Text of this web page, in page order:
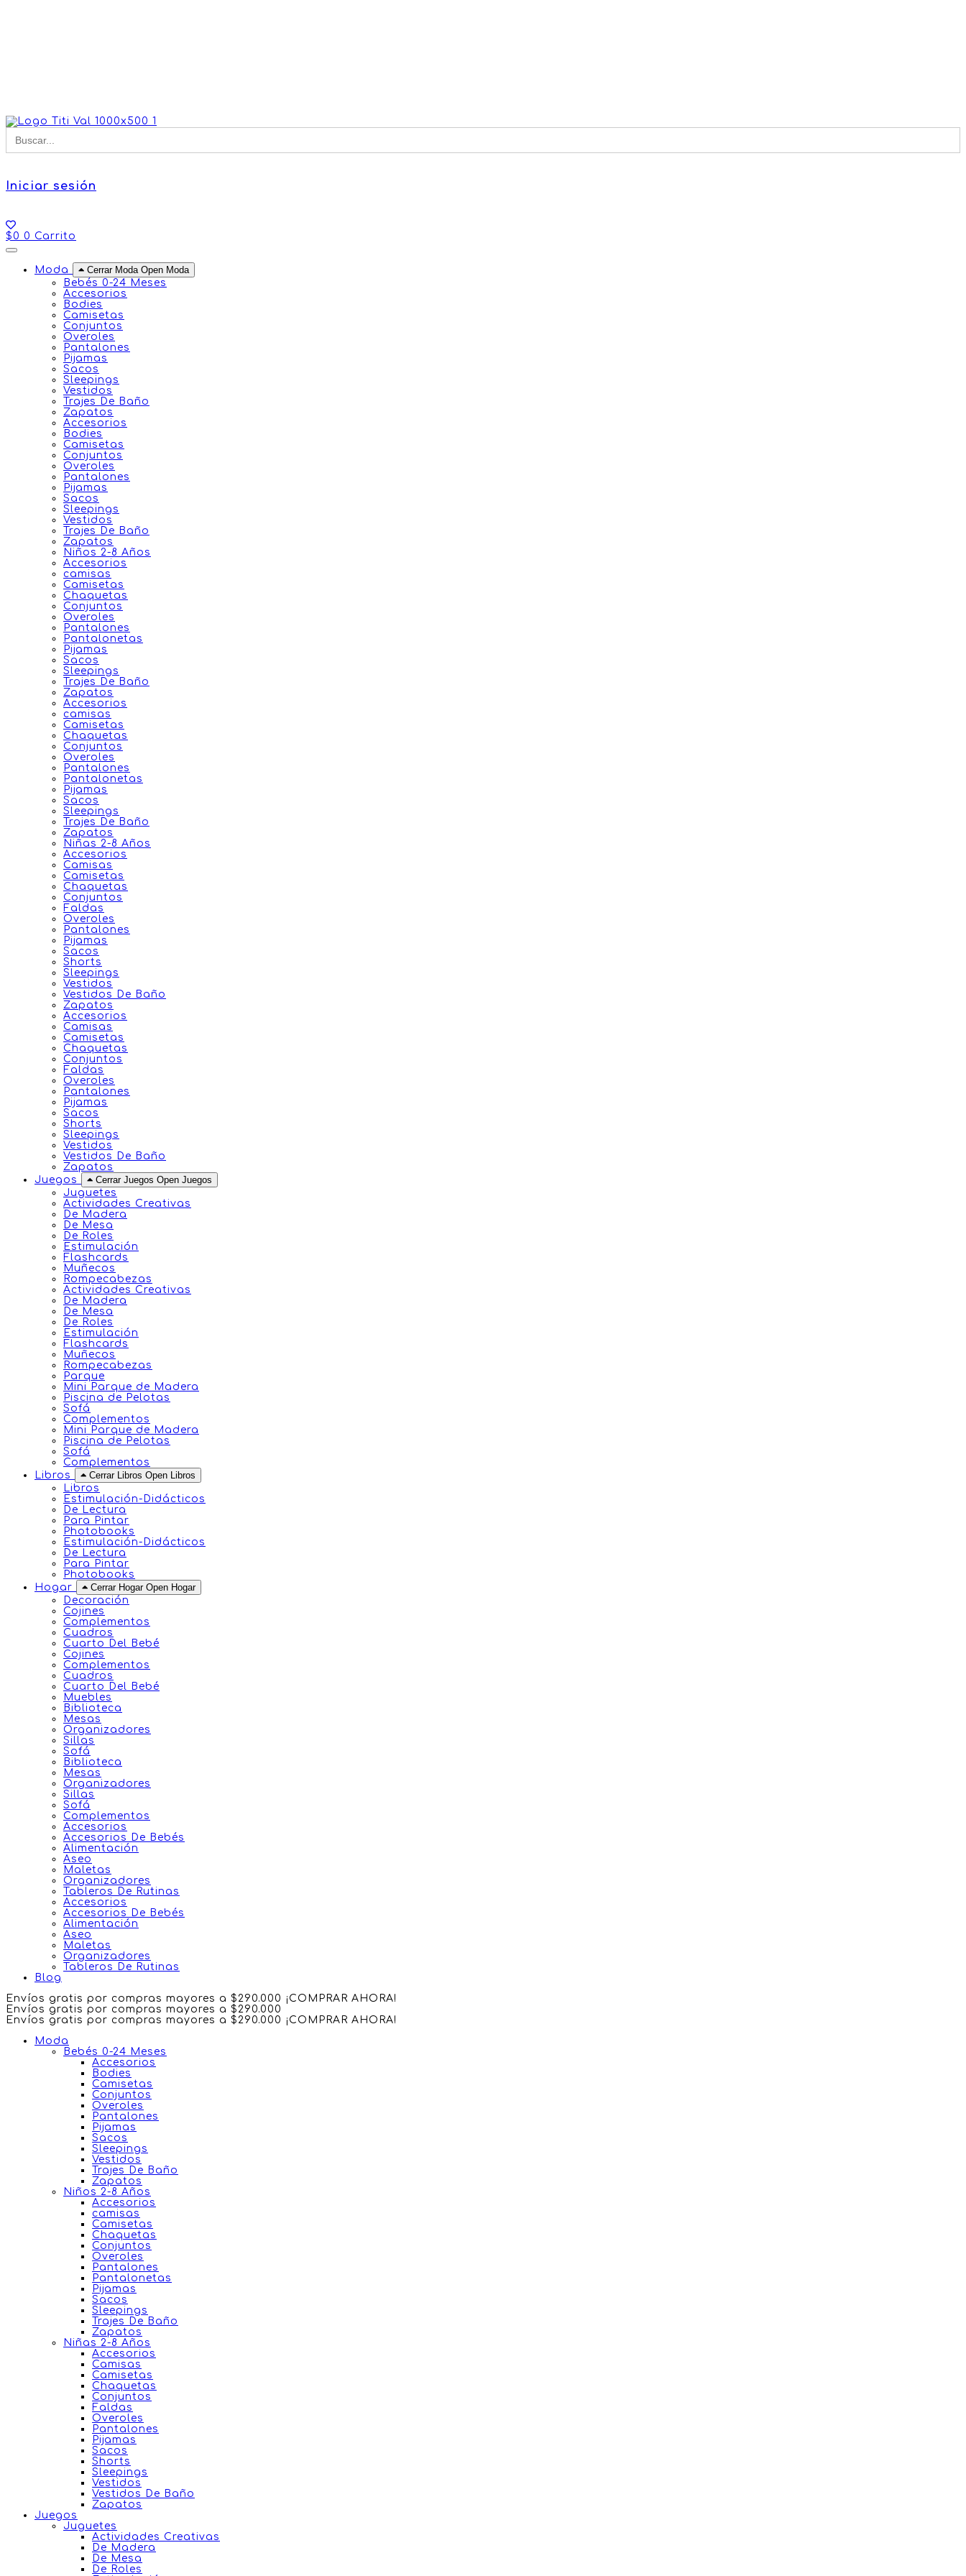
Buscar
for:
Iniciar sesión
$0 0 Carrito
Moda Cerrar Moda Open Moda
Bebés 0-24 Meses
Accesorios
Bodies
Camisetas
Conjuntos
Overoles
Pantalones
Pijamas
Sacos
Sleepings
Vestidos
Trajes De Baño
Zapatos
Accesorios
Bodies
Camisetas
Conjuntos
Overoles
Pantalones
Pijamas
Sacos
Sleepings
Vestidos
Trajes De Baño
Zapatos
Niños 2-8 Años
Accesorios
camisas
Camisetas
Chaquetas
Conjuntos
Overoles
Pantalones
Pantalonetas
Pijamas
Sacos
Sleepings
Trajes De Baño
Zapatos
Accesorios
camisas
Camisetas
Chaquetas
Conjuntos
Overoles
Pantalones
Pantalonetas
Pijamas
Sacos
Sleepings
Trajes De Baño
Zapatos
Niñas 2-8 Años
Accesorios
Camisas
Camisetas
Chaquetas
Conjuntos
Faldas
Overoles
Pantalones
Pijamas
Sacos
Shorts
Sleepings
Vestidos
Vestidos De Baño
Zapatos
Accesorios
Camisas
Camisetas
Chaquetas
Conjuntos
Faldas
Overoles
Pantalones
Pijamas
Sacos
Shorts
Sleepings
Vestidos
Vestidos De Baño
Zapatos
Juegos
Cerrar Juegos Open Juegos
Juguetes
Actividades Creativas
De Madera
De Mesa
De Roles
Estimulación
Flashcards
Muñecos
Rompecabezas
Actividades Creativas
De Madera
De Mesa
De Roles
Estimulación
Flashcards
Muñecos
Rompecabezas
Parque
Mini Parque de Madera
Piscina de Pelotas
Sofá
Complementos
Mini Parque de Madera
Piscina de Pelotas
Sofá
Complementos
Libros
Cerrar Libros Open Libros
Libros
Estimulación-Didácticos
De Lectura
Para Pintar
Photobooks
Estimulación-Didácticos
De Lectura
Para Pintar
Photobooks
Hogar
Cerrar Hogar Open Hogar
Decoración
Cojines
Complementos
Cuadros
Cuarto Del Bebé
Cojines
Complementos
Cuadros
Cuarto Del Bebé
Muebles
Biblioteca
Mesas
Organizadores
Sillas
Sofá
Biblioteca
Mesas
Organizadores
Sillas
Sofá
Complementos
Accesorios
Accesorios De Bebés
Alimentación
Aseo
Maletas
Organizadores
Tableros De Rutinas
Accesorios
Accesorios De Bebés
Alimentación
Aseo
Maletas
Organizadores
Tableros De Rutinas
Blog
Envíos gratis por compras mayores a $290.000 ¡COMPRAR AHORA!
Envíos gratis por compras mayores a $290.000
Envíos gratis por compras mayores a $290.000 ¡COMPRAR AHORA!
Moda
Bebés 0-24 Meses
Accesorios
Bodies
Camisetas
Conjuntos
Overoles
Pantalones
Pijamas
Sacos
Sleepings
Vestidos
Trajes De Baño
Zapatos
Niños 2-8 Años
Accesorios
camisas
Camisetas
Chaquetas
Conjuntos
Overoles
Pantalones
Pantalonetas
Pijamas
Sacos
Sleepings
Trajes De Baño
Zapatos
Niñas 2-8 Años
Accesorios
Camisas
Camisetas
Chaquetas
Conjuntos
Faldas
Overoles
Pantalones
Pijamas
Sacos
Shorts
Sleepings
Vestidos
Vestidos De Baño
Zapatos
Juegos
Juguetes
Actividades Creativas
De Madera
De Mesa
De Roles